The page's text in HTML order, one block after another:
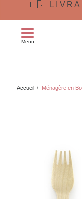
🇫🇷
Menu
Accueil Ménagère en